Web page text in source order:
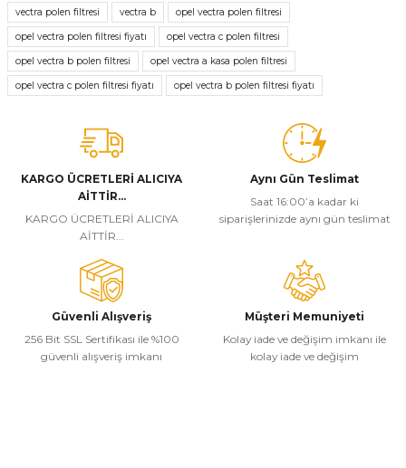
tarafımıza iletebilirsiniz.
Görüş ve önerileriniz için teşekkür ederiz.
Ürün resmi kalitesiz, bozuk veya görüntülenemiyor.
Ürün açıklamasında eksik bilgiler bulunuyor.
Ürün fiyatı diğer sitelerden daha pahalı.
Bu ürüne benzer farklı alternatifler olmalı.
vectra polen filtresi
vectra b opel vectra polen filtresi
opel vectra polen filtresi fiyatı opel vectra c polen filtresi
opel vectra b polen filtresi opel vectra a kasa polen filtresi
opel vectra c polen filtresi fiyatı opel vectra b polen filtresi fiyatı
KARGO ÜCRETLERİ ALICIYA
AİTTİR...
KARGO ÜCRETLERİ ALICIYA
AİTTİR...
Aynı Gün Teslimat
Saat 16:00’a kadar ki
siparişlerinizde aynı gün teslimat
Güvenli Alışveriş
256 Bit SSL Sertifikası ile %100
güvenli alışveriş imkanı
Müşteri Memuniyeti
Kolay iade ve değişim imkanı ile
kolay iade ve değişim